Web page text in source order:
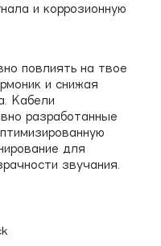
и коррозионную
повлиять на твое
и снижая
Кабели
разработанные
для
звучания.